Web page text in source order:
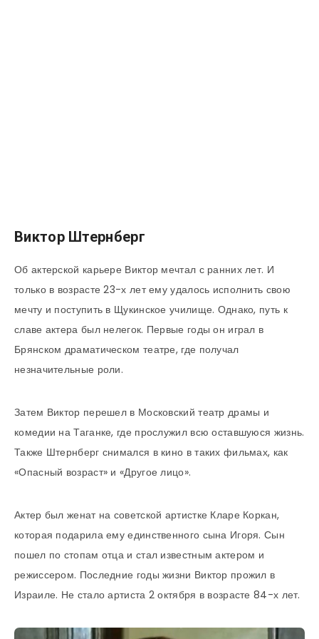
Виктор Штернберг
Об актерской карьере Виктор мечтал с ранних лет. И
только в возрасте 23-х лет ему удалось исполнить свою
мечту и поступить в Щукинское училище. Однако, путь к
славе актера был нелегок. Первые годы он играл в
Брянском драматическом театре, где получал
незначительные роли.
Затем Виктор перешел в Московский театр драмы и
комедии на Таганке, где прослужил всю оставшуюся жизнь.
Также Штернберг снимался в кино в таких фильмах, как
«Опасный возраст» и «Другое лицо».
Актер был женат на советской артистке Кларе Коркан,
которая подарила ему единственного сына Игоря. Сын
пошел по стопам отца и стал известным актером и
режиссером. Последние годы жизни Виктор прожил в
Израиле. Не стало артиста 2 октября в возрасте 84-х лет.